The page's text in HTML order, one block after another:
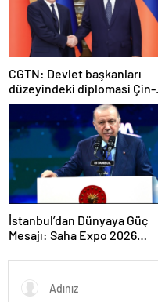
CGTN: Devlet başkanları
düzeyindeki diplomasi Çin-
Rusya arasındaki büyüyen
ortaklığı güçlendiriyor
İstanbul’dan Dünyaya Güç
Mesajı: Saha Expo 2026